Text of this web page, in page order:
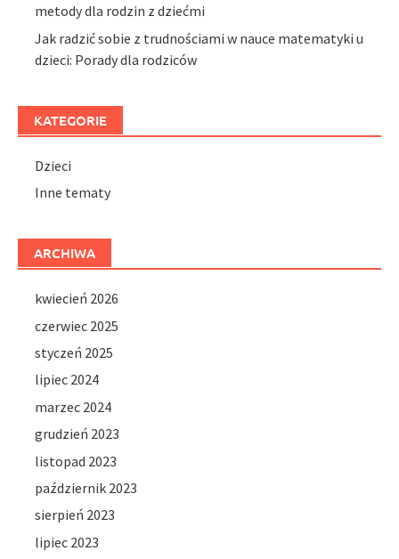
metody dla rodzin z dziećmi
Jak radzić sobie z trudnościami w nauce matematyki u
dzieci: Porady dla rodziców
KATEGORIE
Dzieci
Inne tematy
ARCHIWA
kwiecień 2026
czerwiec 2025
styczeń 2025
lipiec 2024
marzec 2024
grudzień 2023
listopad 2023
październik 2023
sierpień 2023
lipiec 2023